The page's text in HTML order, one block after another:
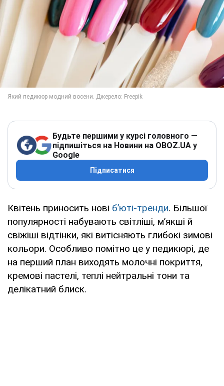
Будьте першими у курсі головного —
підпишіться на Новини на OBOZ.UA у
Google
Підписатися
Квітень приносить нові б’юті-тренди. Більшої
популярності набувають світліші, м’якші й
свіжіші відтінки, які витісняють глибокі зимові
кольори. Особливо помітно це у педикюрі, де
на перший план виходять молочні покриття,
кремові пастелі, теплі нейтральні тони та
делікатний блиск.